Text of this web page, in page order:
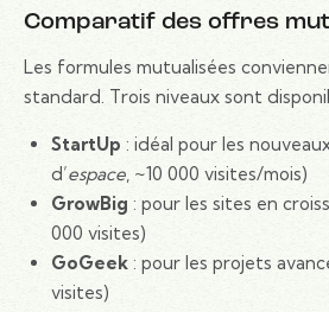
Comparatif des offres
Les formules mutualisées
standard. Trois niveaux sont
StartUp : idéal pour les
d’espace, ~10 000 visites/mois)
GrowBig : pour les sites en
000 visites)
GoGeek: pour les projets
visites)